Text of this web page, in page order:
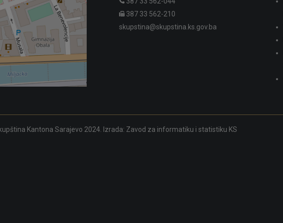
387 33 562-210
skupstina@skupstina.ks.gov.ba
Kantona Sarajevo 2024. Izrada: Zavod za informatiku i statistiku KS